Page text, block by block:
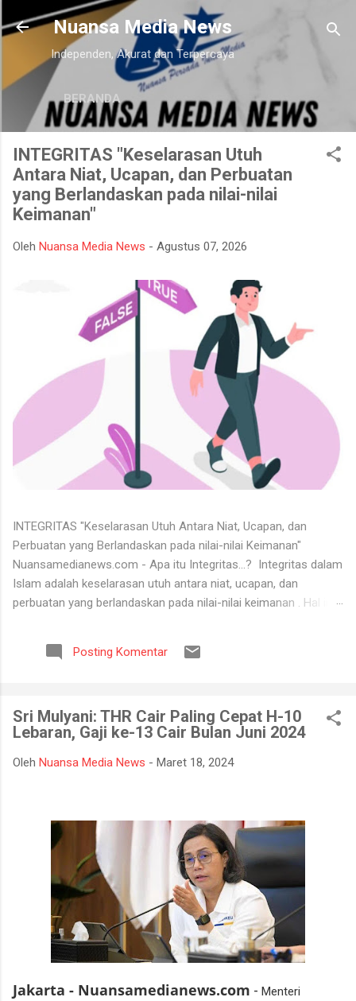
Langsung ke konten utama
Nuansa Media News
Independen, Akurat dan Terpercaya
BERANDA
INTEGRITAS "Keselarasan Utuh
Antara Niat, Ucapan, dan Perbuatan
yang Berlandaskan pada nilai-nilai
Keimanan"
Oleh Nuansa Media News - Agustus 07, 2026
INTEGRITAS "Keselarasan Utuh Antara Niat, Ucapan, dan
Perbuatan yang Berlandaskan pada nilai-nilai Keimanan"
Nuansamedianews.com - Apa itu Integritas...? Integritas dalam
Islam adalah keselarasan utuh antara niat, ucapan, dan
perbuatan yang berlandaskan pada nilai-nilai keimanan . Hal ini
mana seseorang hidup secara konsisten di jalan Allah,
menjunjung tinggi kejujuran, serta dapat dipercaya dalam setiap
mempertahankan integritasnya karena tidak tahan terhadap
ujian kehidupan. Ketika berhadapan dengan godaan bertekuk
lutut merelakan integritasnya hancur. Padahal telah
Orang beriman selalu bisa menghadapi semua keadaan, ketika
ditimpa kebahagiaan ...
Posting Komentar
Sri Mulyani: THR Cair Paling Cepat H-10
Lebaran, Gaji ke-13 Cair Bulan Juni 2024
Oleh Nuansa Media News - Maret 18, 2024
Jakarta - Nuansamedianews.com - Menteri